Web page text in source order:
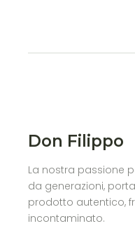
Don Filippo
La nostra passione
da generazioni,
prodotto autentico,
incontaminato.